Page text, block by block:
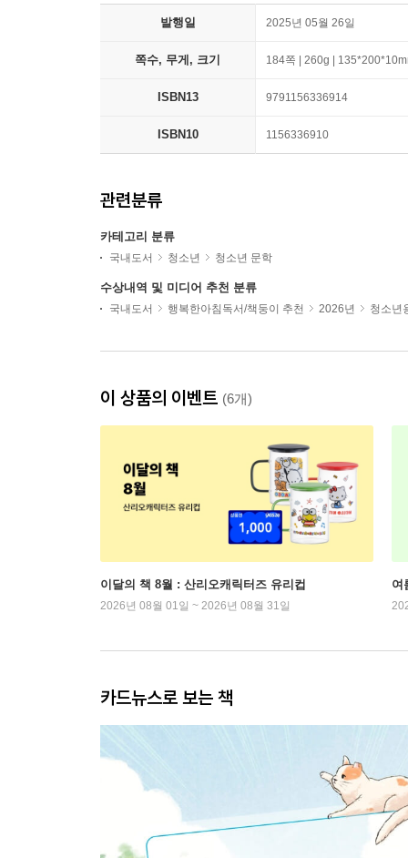
발행일 2025년 05월 26일
쪽수, 무게, 크기 184쪽 | 260g |
ISBN13 9791156336914
ISBN10 1156336910
관련분류
카테고리 분류
국내도서 청소년 청소년 문학
수상내역 및 미디어 추천 분류
국내도서 행복한아침독서/책둥이 추천 2026년 청소년
이 상품의 이벤트 (6개)
이달의 책 8월 : 산리오캐릭터즈 유리컵
2026년 08월 01일 ~ 2026년 08월 31일
여
카드뉴스로 보는 책